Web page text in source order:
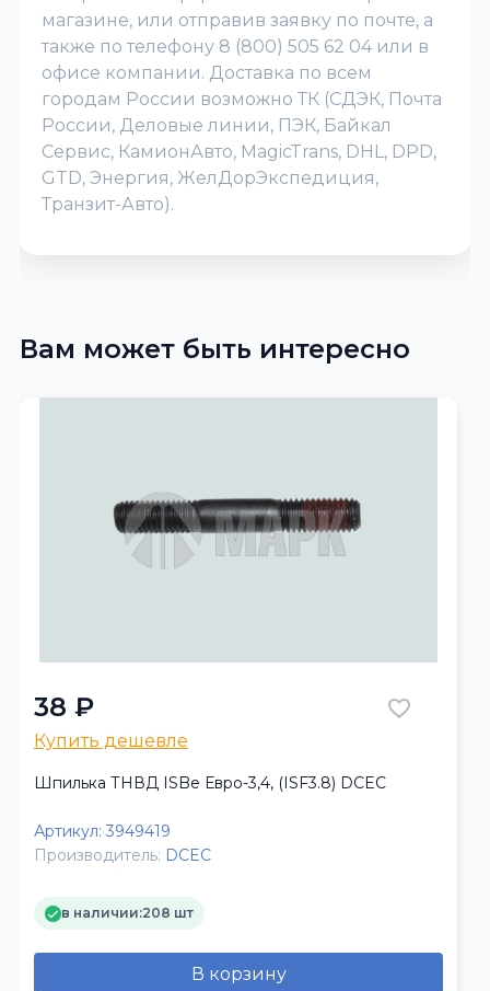
магазине, или отправив заявку по почте, а
также по телефону 8 (800) 505 62 04 или в
офисе компании. Доставка по всем
городам России возможно ТК (СДЭК, Почта
России, Деловые линии, ПЭК, Байкал
Сервис, КамионАвто, MagicTrans, DHL, DPD,
GTD, Энергия, ЖелДорЭкспедиция,
Транзит-Авто).
Вам может быть интересно
38 ₽
Купить дешевле
Шпилька ТНВД ISBe Евро-3,4, (ISF3.8) DCEC
Артикул: 3949419
Производитель: DCEC
в наличии:208 шт
В корзину